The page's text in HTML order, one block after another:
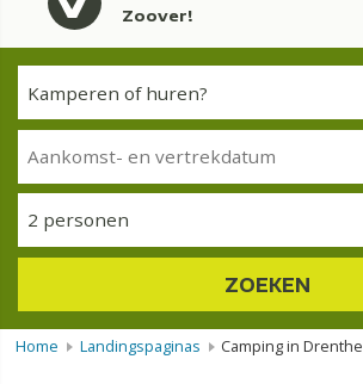
Zoover!
2 personen
ZOEKEN
Home Landingspaginas Camping in Drenthe